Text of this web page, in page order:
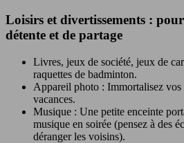
Loisirs et divertissements :
détente et de partage
Livres, jeux de société, jeux de
raquettes de badminton.
Appareil photo : Immortalisez vos
vacances.
Musique : Une petite enceinte
musique en soirée (pensez à des
déranger les voisins).